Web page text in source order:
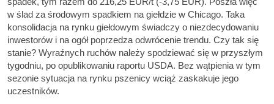
w ślad za środowym spadkiem na giełdzie w Chicago. Taka
konsolidacja na rynku giełdowym świadczy o niezdecydowaniu
inwestorów i na ogół poprzedza odwrócenie trendu. Czy tak się
stanie? Wyraźnych ruchów należy spodziewać się w przyszłym
tygodniu, po opublikowaniu raportu USDA. Bez wątpienia w tym
sezonie sytuacja na rynku pszenicy wciąż zaskakuje jego
uczestników.